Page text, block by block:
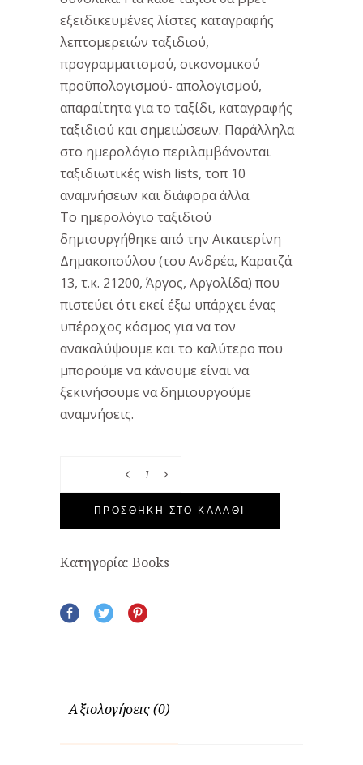
εξειδικευμένες λίστες καταγραφής
λεπτομερειών ταξιδιού,
προγραμματισμού, οικονομικού
προϋπολογισμού- απολογισμού,
απαραίτητα για το ταξίδι, καταγραφής
ταξιδιού και σημειώσεων. Παράλληλα
στο ημερολόγιο περιλαμβάνονται
ταξιδιωτικές wish lists, τοπ 10
αναμνήσεων και διάφορα άλλα.
Το ημερολόγιο ταξιδιού
δημιουργήθηκε από την Αικατερίνη
Δημακοπούλου (του Ανδρέα, Καρατζά
13, τ.κ. 21200, Άργος, Αργολίδα) που
πιστεύει ότι εκεί έξω υπάρχει ένας
υπέροχος κόσμος για να τον
ανακαλύψουμε και το καλύτερο που
μπορούμε να κάνουμε είναι να
ξεκινήσουμε να δημιουργούμε
αναμνήσεις.
ΠΡΟΣΘΉΚΗ ΣΤΟ ΚΑΛΆΘΙ
Κατηγορία: Books
Αξιολογήσεις (0)